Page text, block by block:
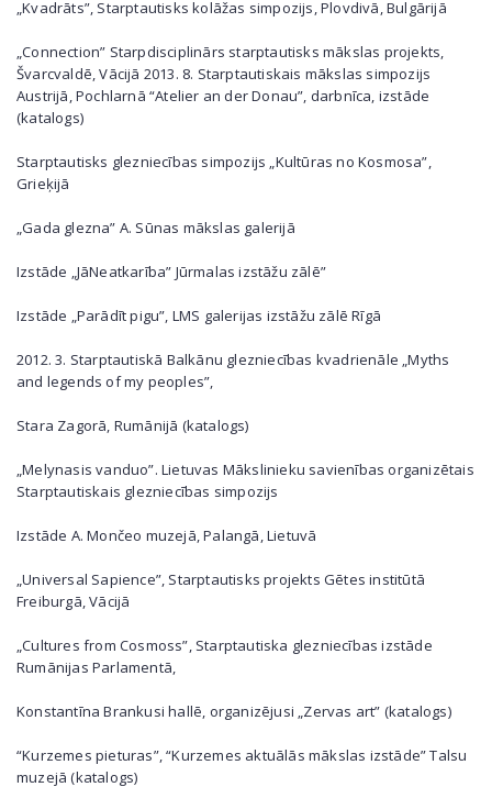
„Kvadrāts”, Starptautisks kolāžas simpozijs, Plovdivā, Bulgārijā
„Connection” Starpdisciplinārs starptautisks mākslas projekts,
Švarcvaldē, Vācijā 2013. 8. Starptautiskais mākslas simpozijs
Austrijā, Pochlarnā “Atelier an der Donau”, darbnīca, izstāde
(katalogs)
Starptautisks glezniecības simpozijs „Kultūras no Kosmosa”,
Grieķijā
„Gada glezna” A. Sūnas mākslas galerijā
Izstāde „JāNeatkarība” Jūrmalas izstāžu zālē”
Izstāde „Parādīt pigu”, LMS galerijas izstāžu zālē Rīgā
2012. 3. Starptautiskā Balkānu glezniecības kvadrienāle „Myths
and legends of my peoples”,
Stara Zagorā, Rumānijā (katalogs)
„Melynasis vanduo”. Lietuvas Mākslinieku savienības organizētais
Starptautiskais glezniecības simpozijs
Izstāde A. Mončeo muzejā, Palangā, Lietuvā
„Universal Sapience”, Starptautisks projekts Gētes institūtā
Freiburgā, Vācijā
„Cultures from Cosmoss”, Starptautiska glezniecības izstāde
Rumānijas Parlamentā,
Konstantīna Brankusi hallē, organizējusi „Zervas art” (katalogs)
“Kurzemes pieturas”, “Kurzemes aktuālās mākslas izstāde” Talsu
muzejā (katalogs)